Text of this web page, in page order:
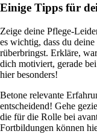
Einige Tipps für
Zeige deine Pflege-
es wichtig, dass du
rüberbringst. Erkläre,
dich motiviert, gerade
hier besonders!
Betone relevante
entscheidend! Gehe
die für die Rolle bei
Fortbildungen können